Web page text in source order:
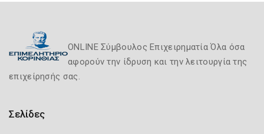
ONLINE Σύμβουλος Επιχειρηματία Όλα όσα
αφορούν την ίδρυση και την λειτουργία της
επιχείρησής σας.
Σελίδες